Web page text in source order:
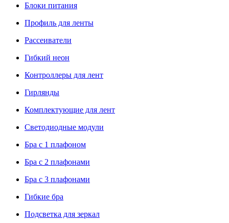
Блоки питания
Профиль для ленты
Рассеиватели
Гибкий неон
Контроллеры для лент
Гирлянды
Комплектующие для лент
Светодиодные модули
Бра с 1 плафоном
Бра с 2 плафонами
Бра с 3 плафонами
Гибкие бра
Подсветка для зеркал